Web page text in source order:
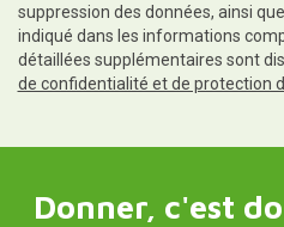
suppression des données, ainsi
indiqué dans les informations
détaillées supplémentaires sont
de confidentialité et de protection
Donner, c'est